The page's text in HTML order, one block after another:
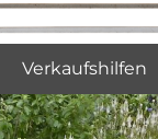
Verkaufshilfen